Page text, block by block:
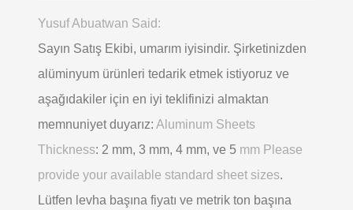
Yusuf Abuatwan Said:
Sayın Satış Ekibi, umarım iyisindir. Şirketinizden
alüminyum ürünleri tedarik etmek istiyoruz ve
aşağıdakiler için en iyi teklifinizi almaktan
memnuniyet duyarız: Aluminum Sheets
Thickness: 2 mm, 3 mm, 4 mm, ve 5 mm Please
provide your available standard sheet sizes.
Lütfen levha başına fiyatı ve metrik ton başına